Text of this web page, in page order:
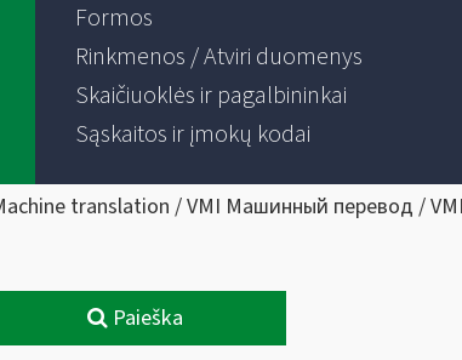
Formos
Rinkmenos / Atviri duomenys
Skaičiuoklės ir pagalbininkai
Sąskaitos ir įmokų kodai
translation / VMI Машинный перевод /
Paieška